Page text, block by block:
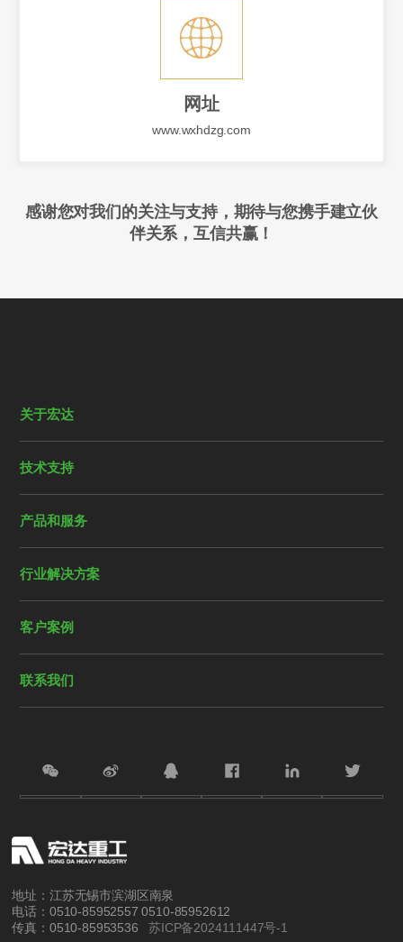
网址
www.wxhdzg.com
感谢您对我们的关注与支持，期待与您携手建立伙
伴关系，互信共赢！
关于宏达
技术支持
产品和服务
行业解决方案
客户案例
联系我们
地址：江苏无锡市滨湖区南泉
电话：0510-85952557 0510-85952612
传真：0510-85953536苏ICP备2024111447号-1